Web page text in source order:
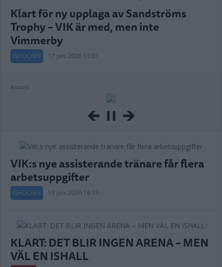
Klart för ny upplaga av Sandströms
Trophy – VIK är med, men inte
Vimmerby
ISHOCKEY 17 juni 2026 13.07
Annons:
VIK:s nye assisterande tränare får flera
arbetsuppgifter
ISHOCKEY 11 juni 2026 16.15
KLART: DET BLIR INGEN ARENA – MEN
VÄL EN ISHALL